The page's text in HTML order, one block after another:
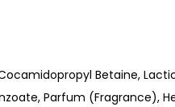
Betaine,
Parfum (Fragrance),